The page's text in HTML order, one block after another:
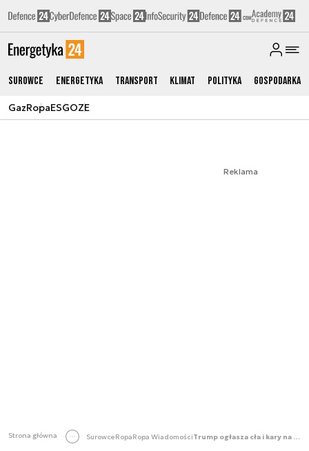
Surowce Energetyka Transport Klimat Polityka Gospodarka
GazRopaESGOZE
Reklama
Strona główna SurowceRopaRopa Wiadomości Trump ogłasza cła i kary na Indie za handel z Rosją